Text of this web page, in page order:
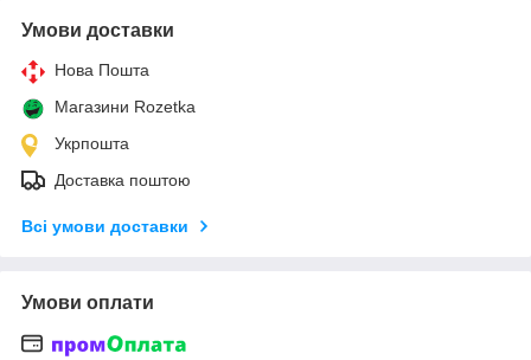
Умови доставки
Нова Пошта
Магазини Rozetka
Укрпошта
Доставка поштою
Всі умови доставки
Умови оплати